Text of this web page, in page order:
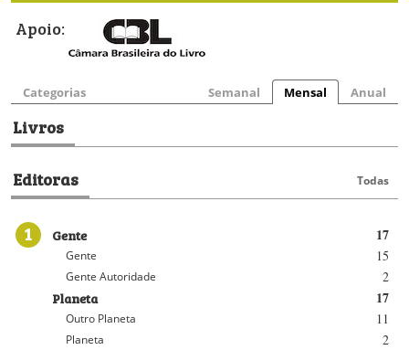
Apoio:
Categorias Semanal Mensal Anual
Livros
Editoras Todas
1 17
Gente
15
Gente
2
Gente Autoridade
17
Planeta
11
Outro Planeta
2
Planeta